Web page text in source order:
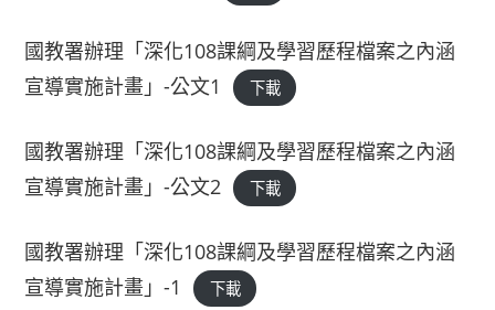
國教署辦理「深化108課綱及學習歷程檔案之內涵
宣導實施計畫」-公文1
下載
國教署辦理「深化108課綱及學習歷程檔案之內涵
宣導實施計畫」-公文2
下載
國教署辦理「深化108課綱及學習歷程檔案之內涵
宣導實施計畫」-1
下載